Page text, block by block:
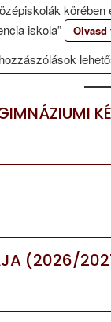
iskola”
(2026/